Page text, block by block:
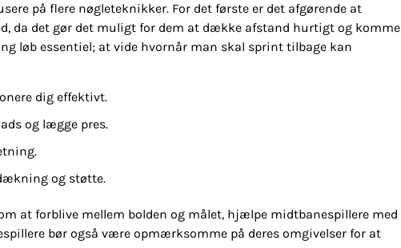
på flere nøgleteknikker. For det første er det afgørende at
da det gør det muligt for dem at dække afstand hurtigt og komme
løb essentiel; at vide hvornår man skal sprint tilbage kan
dig effektivt.
og lægge pres.
og støtte.
at forblive mellem bolden og målet, hjælpe midtbanespillere med
bør også være opmærksomme på deres omgivelser for at